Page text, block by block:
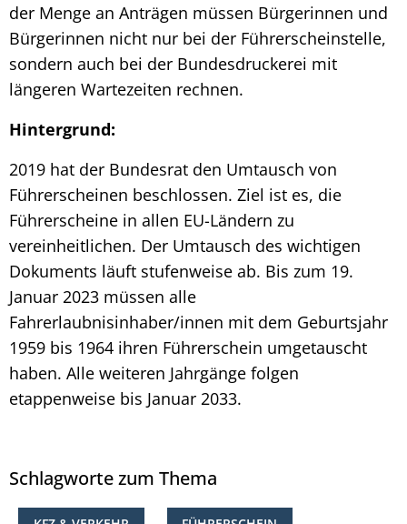
der Menge an Anträgen müssen Bürgerinnen und
Bürgerinnen nicht nur bei der Führerscheinstelle,
sondern auch bei der Bundesdruckerei mit
längeren Wartezeiten rechnen.
Hintergrund:
2019 hat der Bundesrat den Umtausch von
Führerscheinen beschlossen. Ziel ist es, die
Führerscheine in allen EU-Ländern zu
vereinheitlichen. Der Umtausch des wichtigen
Dokuments läuft stufenweise ab. Bis zum 19.
Januar 2023 müssen alle
Fahrerlaubnisinhaber/innen mit dem Geburtsjahr
1959 bis 1964 ihren Führerschein umgetauscht
haben. Alle weiteren Jahrgänge folgen
etappenweise bis Januar 2033.
Schlagworte zum Thema